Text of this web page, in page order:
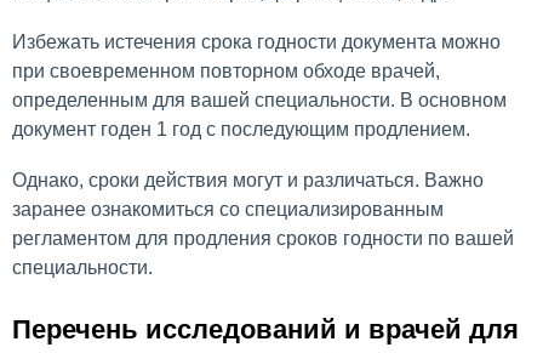
Избежать истечения срока годности документа можно
при своевременном повторном обходе врачей,
определенным для вашей специальности. В основном
документ годен 1 год с последующим продлением.
Однако, сроки действия могут и различаться. Важно
заранее ознакомиться со специализированным
регламентом для продления сроков годности по вашей
специальности.
Перечень исследований и врачей для